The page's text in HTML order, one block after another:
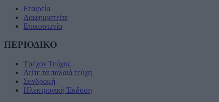
Εταιρεία
Διαφημιστείτε
Επικοινωνία
ΠΕΡΙΟΔΙΚΟ
Τρέχον Τεύχος
Δείτε τα παλαιά τεύχη
Συνδρομή
Ηλεκτρονική Έκδοση